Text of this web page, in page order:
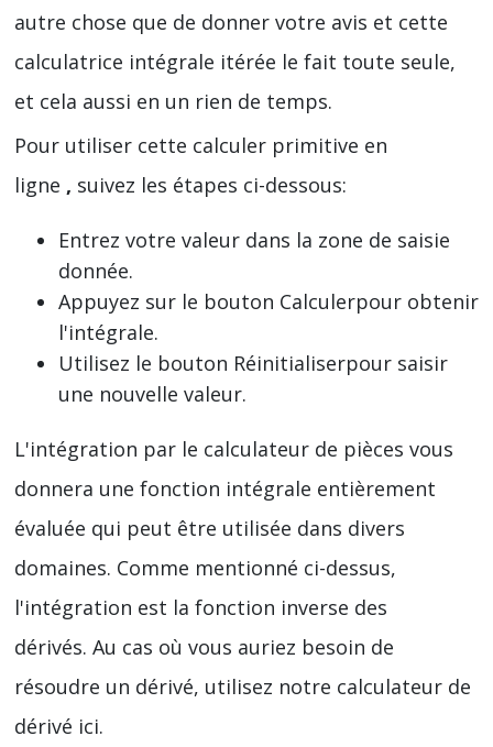
autre chose que de donner votre avis et cette
calculatrice intégrale itérée le fait toute seule,
et cela aussi en un rien de temps.
Pour utiliser cette calculer primitive en
ligne , suivez les étapes ci-dessous:
Entrez votre valeur dans la zone de saisie
donnée.
Appuyez sur le bouton Calculerpour obtenir
l'intégrale.
Utilisez le bouton Réinitialiserpour saisir
une nouvelle valeur.
L'intégration par le calculateur de pièces vous
donnera une fonction intégrale entièrement
évaluée qui peut être utilisée dans divers
domaines. Comme mentionné ci-dessus,
l'intégration est la fonction inverse des
dérivés. Au cas où vous auriez besoin de
résoudre un dérivé, utilisez notre calculateur de
dérivé ici.